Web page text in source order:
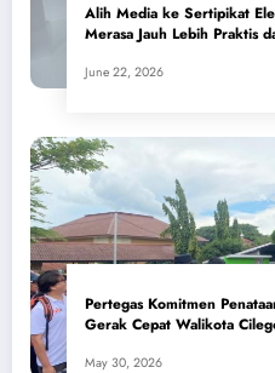
Alih Media ke Sertipikat
Merasa Jauh Lebih Praktis
June 22, 2026
Pertegas Komitmen
Gerak Cepat Walikota
May 30, 2026